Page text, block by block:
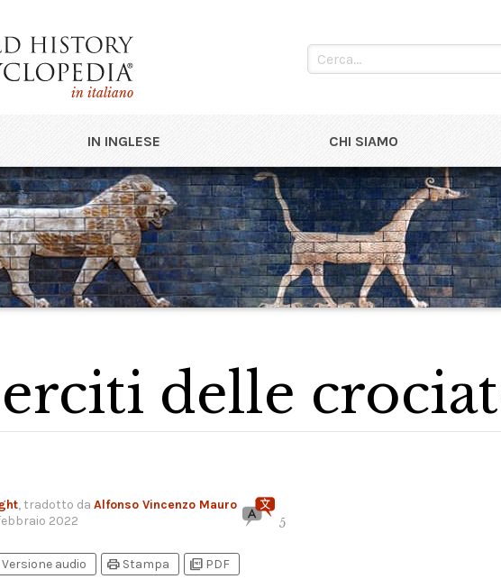
in italiano
IN INGLESE CHI SIAMO
delle
, tradotto da Alfonso Vincenzo Mauro
2022 5
Versione audio print Stampa picture_as_pdf PDF